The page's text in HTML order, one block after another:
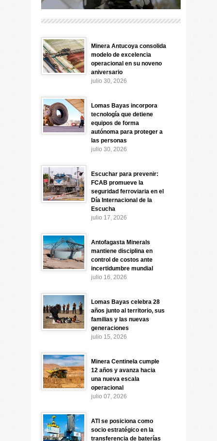
Minera Antucoya consolida
modelo de excelencia
operacional en su noveno
aniversario
julio 30, 2026
Lomas Bayas incorpora
tecnología que detiene
equipos de forma
autónoma para proteger a
las personas
julio 30, 2026
Escuchar para prevenir:
FCAB promueve la
seguridad ferroviaria en el
Día Internacional de la
Escucha
julio 17, 2026
Antofagasta Minerals
mantiene disciplina en
control de costos ante
incertidumbre mundial
julio 16, 2026
Lomas Bayas celebra 28
años junto al territorio, sus
familias y las nuevas
generaciones
julio 15, 2026
Minera Centinela cumple
12 años y avanza hacia
una nueva escala
operacional
julio 07, 2026
ATI se posiciona como
socio estratégico en la
transferencia de baterías